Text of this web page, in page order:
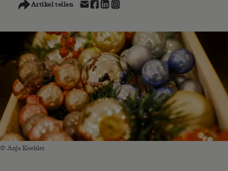
Artikel teilen
© Anja Koehler